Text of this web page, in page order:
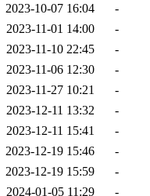
2023-10-07 16:04
-
2023-11-01 14:00
-
2023-11-10 22:45
-
2023-11-06 12:30
-
2023-11-27 10:21
-
2023-12-11 13:32
-
2023-12-11 15:41
-
2023-12-19 15:46
-
2023-12-19 15:59
-
2024-01-05 11:29
-